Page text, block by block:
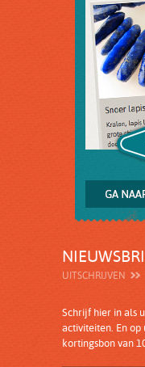
UITSCHRIJVEN
Schrijf hier in als
activiteiten. En
kortingsbon van